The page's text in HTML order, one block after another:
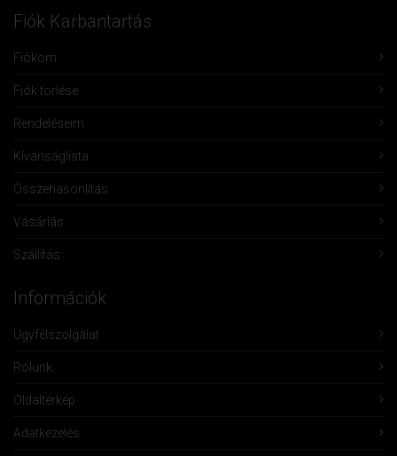
Fiók Karbantartás
Fiókom
Fiók törlése
Rendeléseim
Kívánságlista
Összehasonlítás
Vásárlás
Szállítás
Információk
Ügyfélszolgálat
Rólunk
Oldaltérkép
Adatkezelés